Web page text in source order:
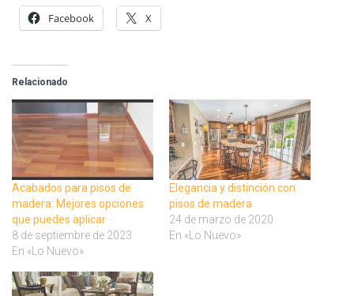
Facebook X
Relacionado
Acabados para pisos de
madera: Mejores opciones
que puedes aplicar
8 de septiembre de 2023
En «Lo Nuevo»
Elegancia y distinción con
pisos de madera
24 de marzo de 2020
En «Lo Nuevo»